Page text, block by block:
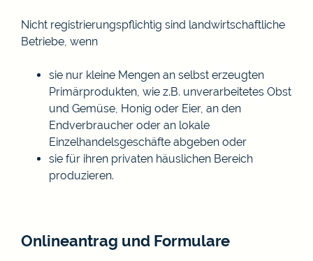
Nicht registrierungspflichtig sind landwirtschaftliche
Betriebe, wenn
sie nur kleine Mengen an selbst erzeugten
Primärprodukten, wie z.B. unverarbeitetes Obst
und Gemüse, Honig oder Eier, an den
Endverbraucher oder an lokale
Einzelhandelsgeschäfte abgeben oder
sie für ihren privaten häuslichen Bereich
produzieren.
Onlineantrag und Formulare